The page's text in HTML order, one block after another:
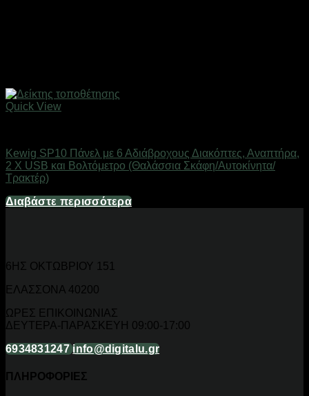
Quick View
Kewig SP10 Πάνελ με 6 Αδιάβροχους Διακόπτες, Αναπτήρα,
2 X USB και Βολτόμετρο (Θαλάσσια Σκάφη/Αυτοκίνητα/
Τρακτέρ)
Διαβάστε περισσότερα
6ΗΣ ΟΚΤΩΒΡΙΟΥ 151
ΕΛΑΣΣΟΝΑ 40200
ΩΡΕΣ ΕΠΙΚΟΙΝΩΝΙΑΣ
ΔΕΥΤΕΡΑ-ΠΑΡΑΣΚΕΥΗ 09:00-17:00
6934831247 info@digitalu.gr
ΠΛΗΡΟΦΟΡΙΕΣ